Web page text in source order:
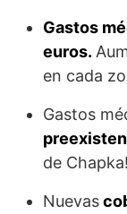
Gastos
euros.
en cada
Gastos
de Chapka!
Nuevas